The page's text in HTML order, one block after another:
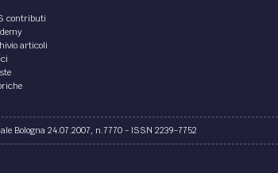
contributi
articoli
Bologna 24.07.2007, n.7770 - ISSN 2239-7752